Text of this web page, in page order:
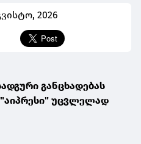
2026
განცხადებას
უცვლელად